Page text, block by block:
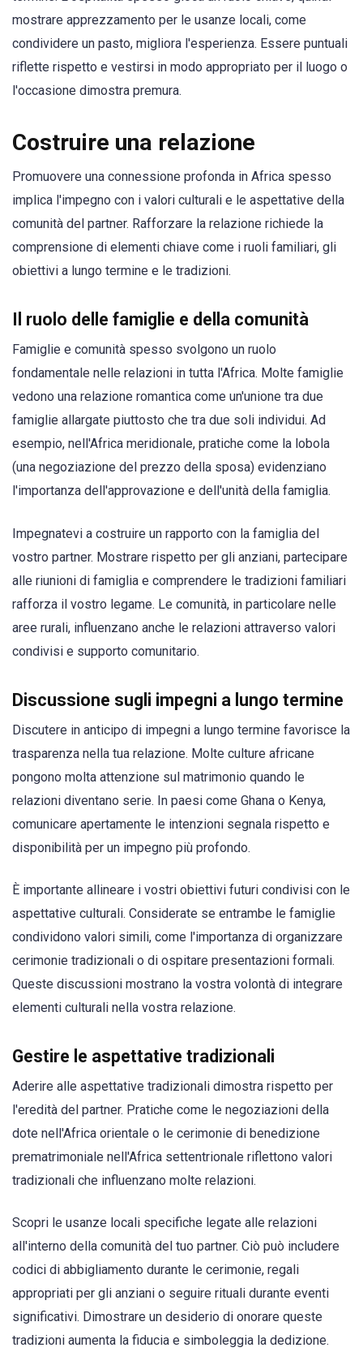
mostrare apprezzamento per le usanze locali, come
condividere un pasto, migliora l'esperienza. Essere puntuali
riflette rispetto e vestirsi in modo appropriato per il luogo o
l'occasione dimostra premura.
Costruire una relazione
Promuovere una connessione profonda in Africa spesso
implica l'impegno con i valori culturali e le aspettative della
comunità del partner. Rafforzare la relazione richiede la
comprensione di elementi chiave come i ruoli familiari, gli
obiettivi a lungo termine e le tradizioni.
Il ruolo delle famiglie e della comunità
Famiglie e comunità spesso svolgono un ruolo
fondamentale nelle relazioni in tutta l'Africa. Molte famiglie
vedono una relazione romantica come un'unione tra due
famiglie allargate piuttosto che tra due soli individui. Ad
esempio, nell'Africa meridionale, pratiche come la lobola
(una negoziazione del prezzo della sposa) evidenziano
l'importanza dell'approvazione e dell'unità della famiglia.
Impegnatevi a costruire un rapporto con la famiglia del
vostro partner. Mostrare rispetto per gli anziani, partecipare
alle riunioni di famiglia e comprendere le tradizioni familiari
rafforza il vostro legame. Le comunità, in particolare nelle
aree rurali, influenzano anche le relazioni attraverso valori
condivisi e supporto comunitario.
Discussione sugli impegni a lungo termine
Discutere in anticipo di impegni a lungo termine favorisce la
trasparenza nella tua relazione. Molte culture africane
pongono molta attenzione sul matrimonio quando le
relazioni diventano serie. In paesi come Ghana o Kenya,
comunicare apertamente le intenzioni segnala rispetto e
disponibilità per un impegno più profondo.
È importante allineare i vostri obiettivi futuri condivisi con le
aspettative culturali. Considerate se entrambe le famiglie
condividono valori simili, come l'importanza di organizzare
cerimonie tradizionali o di ospitare presentazioni formali.
Queste discussioni mostrano la vostra volontà di integrare
elementi culturali nella vostra relazione.
Gestire le aspettative tradizionali
Aderire alle aspettative tradizionali dimostra rispetto per
l'eredità del partner. Pratiche come le negoziazioni della
dote nell'Africa orientale o le cerimonie di benedizione
prematrimoniale nell'Africa settentrionale riflettono valori
tradizionali che influenzano molte relazioni.
Scopri le usanze locali specifiche legate alle relazioni
all'interno della comunità del tuo partner. Ciò può includere
codici di abbigliamento durante le cerimonie, regali
appropriati per gli anziani o seguire rituali durante eventi
significativi. Dimostrare un desiderio di onorare queste
tradizioni aumenta la fiducia e simboleggia la dedizione.